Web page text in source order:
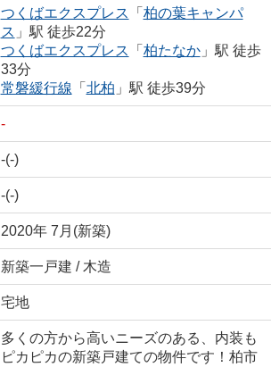
つくばエクスプレス 「 柏の葉キャンパ
ス 」駅 徒歩22分
つくばエクスプレス 「 柏たなか」駅 徒歩
33分
常磐緩行線 「 北柏 」駅 徒歩39分
-
-(-)
-(-)
2020年 7月(新築)
新築一戸建 / 木造
宅地
多くの方から高いニーズのある、内装も
ピカピカの新築戸建ての物件です！柏市